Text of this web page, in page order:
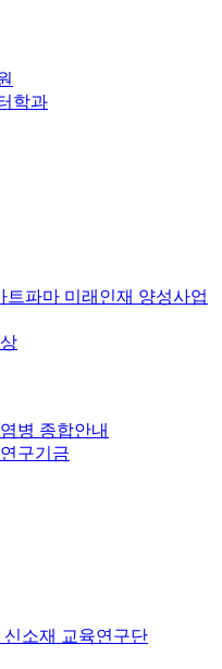
학과
트파마 미래인재 양성사업
병 종합안내
구기금
소재 교육연구단